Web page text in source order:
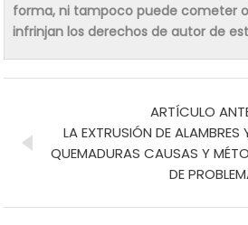
forma, ni tampoco puede cometer
infrinjan los derechos de autor de
ARTÍCULO
LA EXTRUSIÓN DE
QUEMADURAS CAUSAS Y
DE